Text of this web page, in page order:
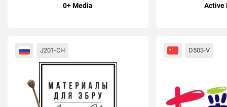
0+ Media Active
J201-CH D503-V